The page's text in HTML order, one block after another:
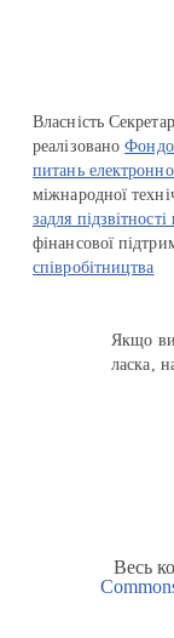
Власність
реалізовано
питань
міжнародної
задля
фінансової
співробітництва
Якщо ви
ласка,
Весь